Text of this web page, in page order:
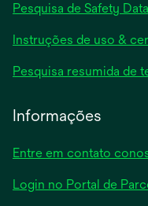
Pesquisa de Safety
Instruções de uso &
Pesquisa resumida de
Informações
Entre em contato
Login no Portal de